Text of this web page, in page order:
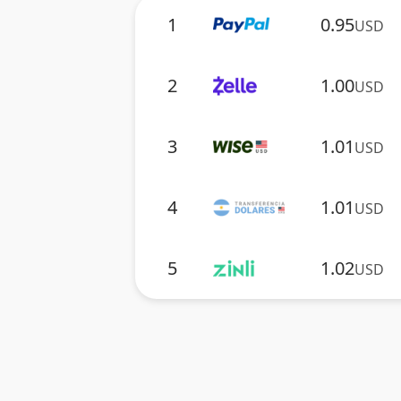
1 0.95USD
2 1.00USD
3 1.01 USD
4 1.01 USD
5 1.02USD